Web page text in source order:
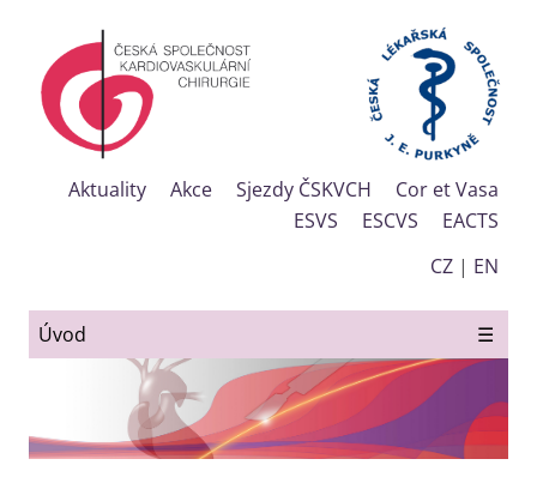
Aktuality Akce Sjezdy ČSKVCH
Cor et Vasa
ESVS
ESCVS
EACTS
CZ | EN
Úvod ☰